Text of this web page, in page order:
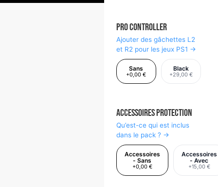
Pro Controller
Ajouter des gâchettes L2
et R2 pour les jeux PS1 →
Sans
+0,00 €
Black
+29,00 €
Accessoires Protection
Qu’est-ce qui est inclus
dans le pack ? →
Accessoires
- Sans
+0,00 €
Accessoires
- Avec
+15,00 €